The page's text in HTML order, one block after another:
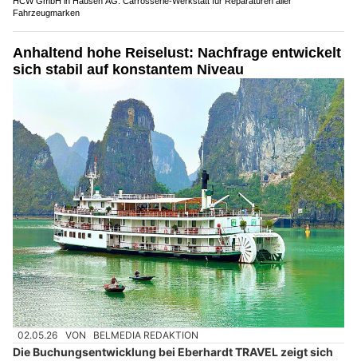
Fahrzeugmarken
Anhaltend hohe Reiselust: Nachfrage entwickelt
sich stabil auf konstantem Niveau
02.05.26 VON BELMEDIA REDAKTION
Die Buchungsentwicklung bei Eberhardt TRAVEL zeigt sich